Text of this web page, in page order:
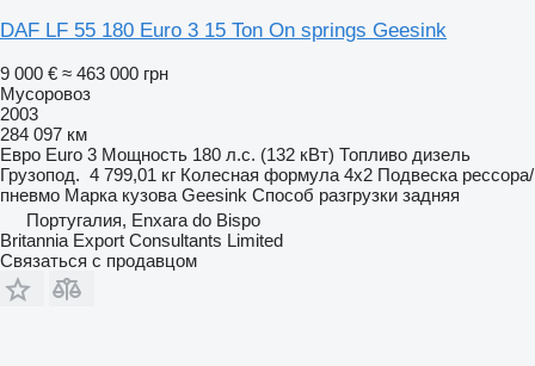
DAF LF 55 180 Euro 3 15 Ton On springs Geesink
9 000 € ≈ 463 000 грн
Мусоровоз
2003
284 097 км
Евро Euro 3 Мощность 180 л.с. (132 кВт) Топливо дизель
Грузопод. 4 799,01 кг Колесная формула 4x2 Подвеска рессора/
пневмо Марка кузова Geesink Способ разгрузки задняя
Португалия, Enxara do Bispo
Britannia Export Consultants Limited
Связаться с продавцом